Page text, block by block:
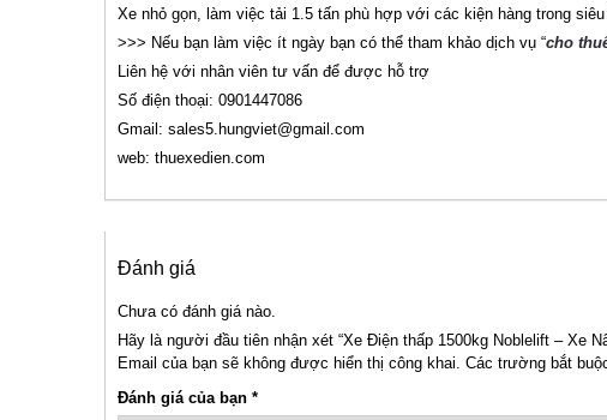
Xe nhỏ gọn, làm việc tải 1.5 tấn phù hợp với các kiện hàng trong
>>> Nếu bạn làm việc ít ngày bạn có thể tham khảo dịch vụ “cho
Liên hệ với nhân viên tư vấn để được hỗ trợ
Số điện thoại: 0901447086
Gmail: sales5.hungviet@gmail.com
web: thuexedien.com
Đánh giá
Chưa có đánh giá nào.
Hãy là người đầu tiên nhận xét “Xe Điện thấp 1500kg Noblelift – Xe
Email của bạn sẽ không được hiển thị công khai. Các trường bắt
Đánh giá của bạn *